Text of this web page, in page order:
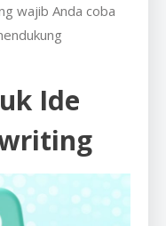
wajib Anda coba
Ide